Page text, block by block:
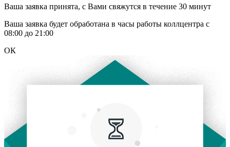
Ваша заявка принята, с Вами свяжутся в течение 30 минут
Ваша заявка будет обработана в часы работы коллцентра с
08:00 до 21:00
ОК